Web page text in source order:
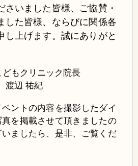
さいました皆様、ご協賛・
した皆様、ならびに関係各
し上げます。誠にありがと
どもクリニック院長
渡辺 祐紀
ベントの内容を撮影したダイ
を掲載させて頂きましたの
ましたら、是非、ご覧くだ